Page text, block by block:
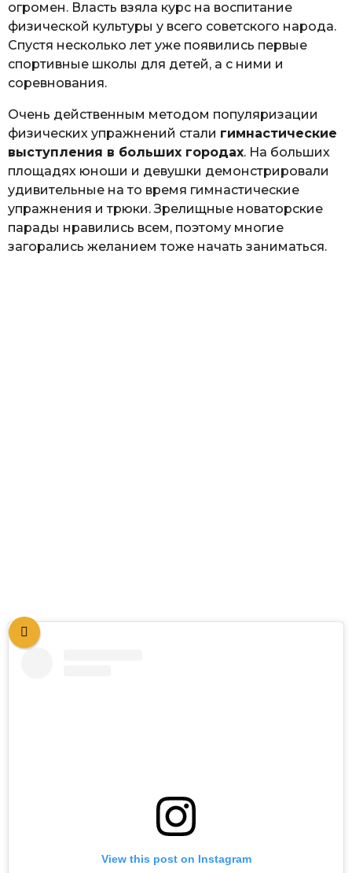
огромен. Власть взяла курс на воспитание
физической культуры у всего советского народа.
Спустя несколько лет уже появились первые
спортивные школы для детей, а с ними и
соревнования.
Очень действенным методом популяризации
физических упражнений стали гимнастические
выступления в больших городах. На больших
площадях юноши и девушки демонстрировали
удивительные на то время гимнастические
упражнения и трюки. Зрелищные новаторские
парады нравились всем, поэтому многие
загорались желанием тоже начать заниматься.
View this post on Instagram